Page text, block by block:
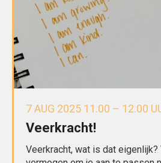
7 AUG 2025 11.00 – 12.00
Veerkracht!
Veerkracht, wat is dat